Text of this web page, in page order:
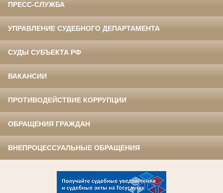
ПРЕСС-СЛУЖБА
УПРАВЛЕНИЕ СУДЕБНОГО ДЕПАРТАМЕНТА
СУДЫ СУБЪЕКТА РФ
ВАКАНСИИ
ПРОТИВОДЕЙСТВИЕ КОРРУПЦИИ
ОБРАЩЕНИЯ ГРАЖДАН
ВНЕПРОЦЕССУАЛЬНЫЕ ОБРАЩЕНИЯ